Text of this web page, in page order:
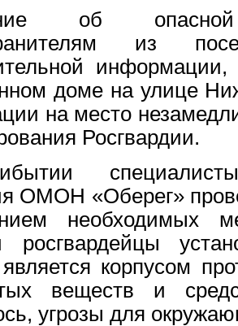
об
из
доме на улице
на место
Росгвардии.
специалисты
ОМОН «Оберег»
необходимых
росгвардейцы
корпусом
веществ и
угрозы для